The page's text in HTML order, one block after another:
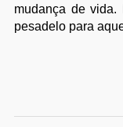
mudança de
pesadelo para